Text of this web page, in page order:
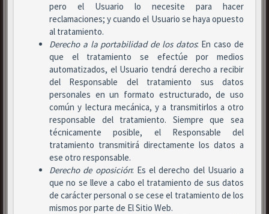
pero el Usuario lo necesite para hacer
reclamaciones; y cuando el Usuario se haya opuesto
al tratamiento.
Derecho a la portabilidad de los datos: En caso de
que el tratamiento se efectúe por medios
automatizados, el Usuario tendrá derecho a recibir
del Responsable del tratamiento sus datos
personales en un formato estructurado, de uso
común y lectura mecánica, y a transmitirlos a otro
responsable del tratamiento. Siempre que sea
técnicamente posible, el Responsable del
tratamiento transmitirá directamente los datos a
ese otro responsable.
Derecho de oposición: Es el derecho del Usuario a
que no se lleve a cabo el tratamiento de sus datos
de carácter personal o se cese el tratamiento de los
mismos por parte de El Sitio Web.